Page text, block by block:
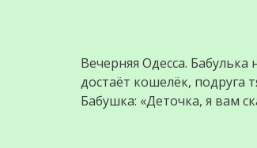
Вечерняя Одесса.
достаёт кошелёк, подруга
Бабушка: «Деточка, я вам